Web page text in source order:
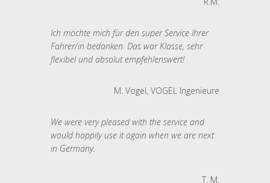
Ich möchte mich für den super Service Ihrer
Fahrer/in bedanken. Das war Klasse, sehr
flexibel und absolut empfehlenswert!
M. Vogel, VOGEL Ingenieure
We were very pleased with the service and
would happily use it again when we are next
in Germany.
T. M.